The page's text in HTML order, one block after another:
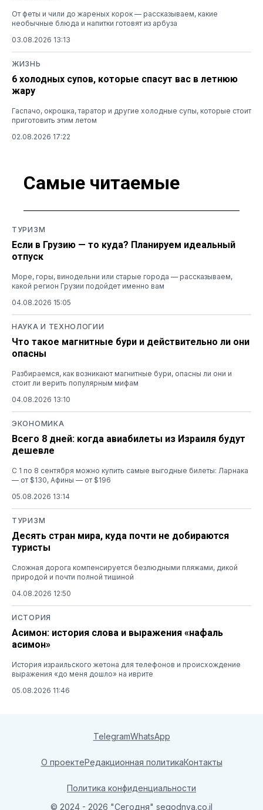
От феты и чили до жареных корок — рассказываем, какие
необычные блюда и напитки готовят из арбуза
03.08.2026 13:13
ЖИЗНЬ
6 холодных супов, которые спасут вас в летнюю
жару
Гаспачо, окрошка, таратор и другие холодные супы, которые стоит
приготовить этим летом
02.08.2026 17:22
Самые читаемые
ТУРИЗМ
Если в Грузию — то куда? Планируем идеальный
отпуск
Море, горы, винодельни или старые города — рассказываем,
какой регион Грузии подойдет именно вам
04.08.2026 15:05
НАУКА И ТЕХНОЛОГИИ
Что такое магнитные бури и действительно ли они
опасны
Разбираемся, как возникают магнитные бури, опасны ли они и
стоит ли верить популярным мифам
04.08.2026 13:10
ЭКОНОМИКА
Всего 8 дней: когда авиабилеты из Израиля будут
дешевле
С 1 по 8 сентября можно купить самые выгодные билеты: Ларнака
— от $130, Афины — от $196
05.08.2026 13:14
ТУРИЗМ
Десять стран мира, куда почти не добираются
туристы
Сложная дорога компенсируется безлюдными пляжами, дикой
природой и почти полной тишиной
04.08.2026 12:50
ИСТОРИЯ
Асимон: история слова и выражения «нафаль
асимон»
История израильского жетона для телефонов и происхождение
выражения «до меня дошло» на иврите
05.08.2026 11:46
TelegramWhatsApp
О проектеРедакционная политикаКонтакты
Политика конфиденциальности
© 2024 - 2026 "Сегодня" segodnya.co.il